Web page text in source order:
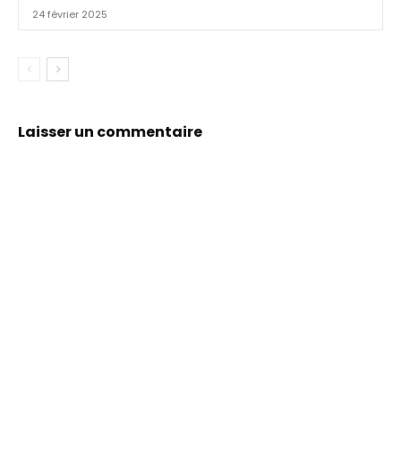
24 février 2025
Laisser un commentaire